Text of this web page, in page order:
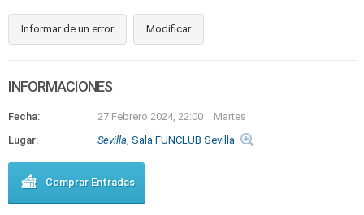
Informar de un error Modificar
INFORMACIONES
Fecha: 27 Febrero 2024, 22:00
Martes
Lugar:
Sevilla, Sala FUNCLUB Sevilla
Comprar Entradas